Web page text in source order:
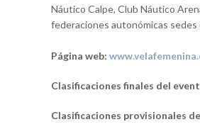
Náutico Calpe, Club Náutico
federaciones autonómicas
Página web:
Clasificaciones finales del
Clasificaciones provisionales